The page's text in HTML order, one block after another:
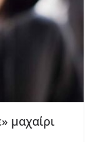
μαχαίρι